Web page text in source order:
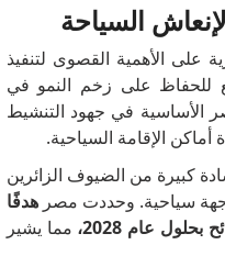
السياحة
على الأهمية القصوى لتنفيذ
للحفاظ على زخم النمو في
الأساسية في جهود التنشيط
الإقامة السياحية.
كبيرة من الضيوف الزائرين
سياحية. وحددت مصرهدفًا
مما يشير